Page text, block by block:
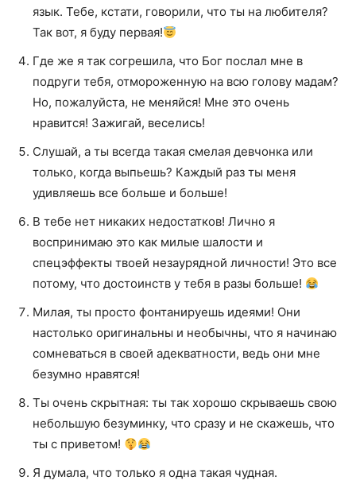
язык. Тебе, кстати, говорили, что ты на любителя?
Так вот, я буду первая!
Где же я так согрешила, что Бог послал мне в
подруги тебя, отмороженную на всю голову мадам?
Но, пожалуйста, не меняйся! Мне это очень
нравится! Зажигай, веселись!
Слушай, а ты всегда такая смелая девчонка или
только, когда выпьешь? Каждый раз ты меня
удивляешь все больше и больше!
В тебе нет никаких недостатков! Лично я
воспринимаю это как милые шалости и
спецэффекты твоей незаурядной личности! Это все
потому, что достоинств у тебя в разы больше!
Милая, ты просто фонтанируешь идеями! Они
настолько оригинальны и необычны, что я начинаю
сомневаться в своей адекватности, ведь они мне
безумно нравятся!
Ты очень скрытная: ты так хорошо скрываешь свою
небольшую безуминку, что сразу и не скажешь, что
ты с приветом!
Я думала, что только я одна такая чудная.